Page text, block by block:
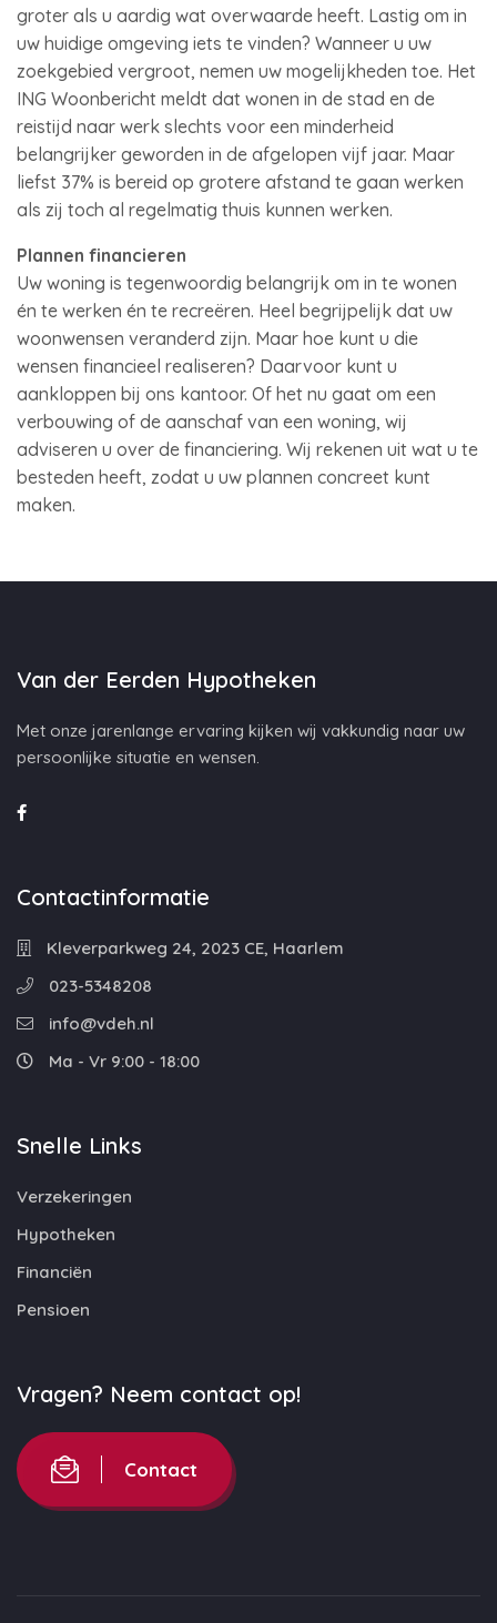
groter als u aardig wat overwaarde heeft. Lastig om in
uw huidige omgeving iets te vinden? Wanneer u uw
zoekgebied vergroot, nemen uw mogelijkheden toe. Het
ING Woonbericht meldt dat wonen in de stad en de
reistijd naar werk slechts voor een minderheid
belangrijker geworden in de afgelopen vijf jaar. Maar
liefst 37% is bereid op grotere afstand te gaan werken
als zij toch al regelmatig thuis kunnen werken.
Plannen financieren
Uw woning is tegenwoordig belangrijk om in te wonen
én te werken én te recreëren. Heel begrijpelijk dat uw
woonwensen veranderd zijn. Maar hoe kunt u die
wensen financieel realiseren? Daarvoor kunt u
aankloppen bij ons kantoor. Of het nu gaat om een
verbouwing of de aanschaf van een woning, wij
adviseren u over de financiering. Wij rekenen uit wat u te
besteden heeft, zodat u uw plannen concreet kunt
maken.
Van der Eerden Hypotheken
Met onze jarenlange ervaring kijken wij vakkundig naar uw
persoonlijke situatie en wensen.
Contactinformatie
Kleverparkweg 24, 2023 CE, Haarlem
023-5348208
info@vdeh.nl
Ma - Vr 9:00 - 18:00
Snelle Links
Verzekeringen
Hypotheken
Financiën
Pensioen
Vragen? Neem contact op!
Contact